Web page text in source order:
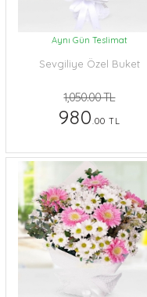
Aynı Gün Teslimat
Sevgiliye Özel Buket
1,050.00 TL
980.00 TL